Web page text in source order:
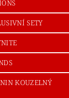
SETY
KOUZELNÝ